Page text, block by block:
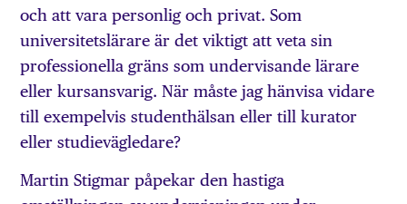
och att vara personlig och privat. Som
universitetslärare är det viktigt att veta sin
professionella gräns som undervisande lärare
eller kursansvarig. När måste jag hänvisa vidare
till exempelvis studenthälsan eller till kurator
eller studievägledare?
Martin Stigmar påpekar den hastiga